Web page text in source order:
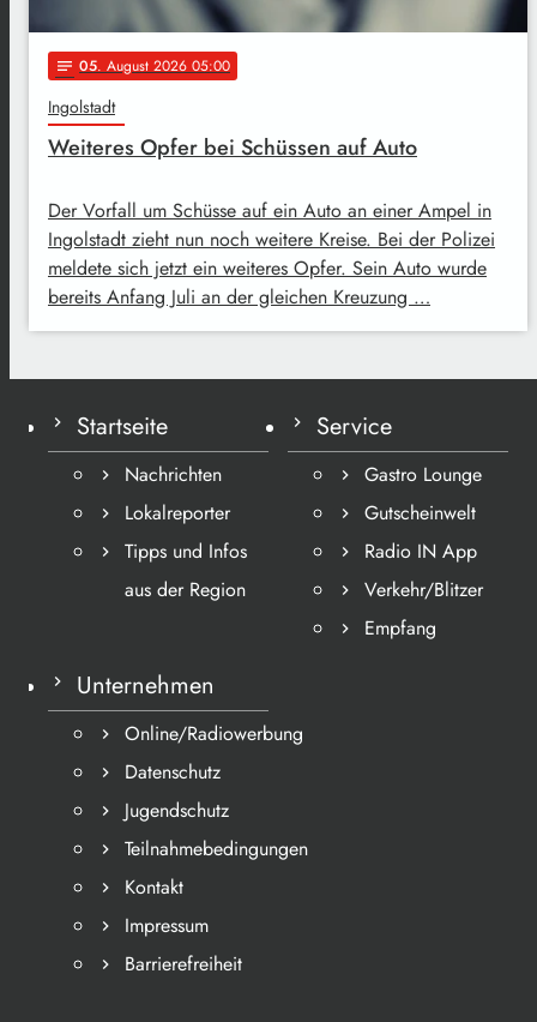
notes 05. August 2026 05:00
Ingolstadt
Weiteres Opfer bei Schüssen auf Auto
Der Vorfall um Schüsse auf ein Auto an einer Ampel in
Ingolstadt zieht nun noch weitere Kreise. Bei der Polizei
meldete sich jetzt ein weiteres Opfer. Sein Auto wurde
bereits Anfang Juli an der gleichen Kreuzung …
Startseite
Nachrichten
Lokalreporter
Tipps und Infos
aus der Region
Service
Gastro Lounge
Gutscheinwelt
Radio IN App
Verkehr/Blitzer
Empfang
Unternehmen
Online/Radiowerbung
Datenschutz
Jugendschutz
Teilnahmebedingungen
Kontakt
Impressum
Barrierefreiheit